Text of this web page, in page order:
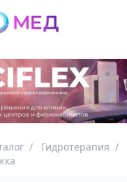
/ Гидротерапия /